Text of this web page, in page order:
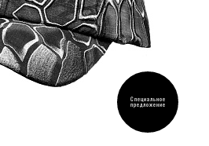
Специальное
предложение